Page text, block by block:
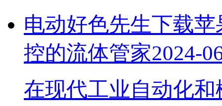
电动好色先生下载苹
控的流体管家2024-
在现代工业自动化和